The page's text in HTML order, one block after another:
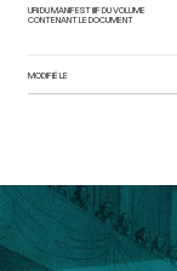
URI DU MANIFEST IIIF DU VOLUME
CONTENANT LE DOCUMENT
MODIFIÉ LE